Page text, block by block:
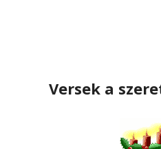
Versek a